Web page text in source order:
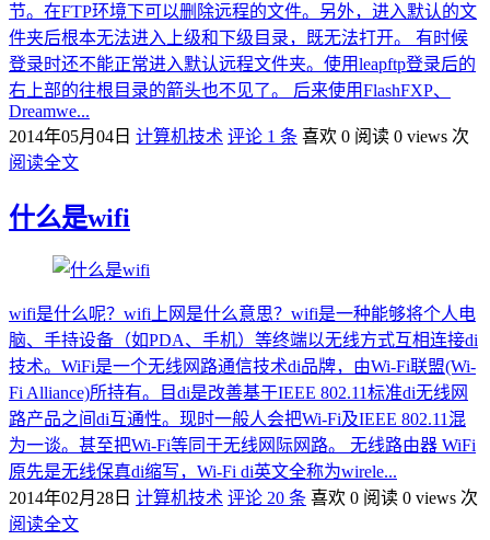
节。在FTP环境下可以删除远程的文件。另外，进入默认的文
件夹后根本无法进入上级和下级目录，既无法打开。 有时候
登录时还不能正常进入默认远程文件夹。使用leapftp登录后的
右上部的往根目录的箭头也不见了。 后来使用FlashFXP、
Dreamwe...
2014年05月04日 计算机技术 评论 1 条 喜欢 0 阅读 0 views 次
阅读全文
什么是wifi
wifi是什么呢？wifi上网是什么意思？wifi是一种能够将个人电
脑、手持设备（如PDA、手机）等终端以无线方式互相连接di
技术。WiFi是一个无线网路通信技术di品牌，由Wi-Fi联盟(Wi-
Fi Alliance)所持有。目di是改善基于IEEE 802.11标准di无线网
路产品之间di互通性。现时一般人会把Wi-Fi及IEEE 802.11混
为一谈。甚至把Wi-Fi等同于无线网际网路。 无线路由器 WiFi
原先是无线保真di缩写，Wi-Fi di英文全称为wirele...
2014年02月28日 计算机技术 评论 20 条 喜欢 0 阅读 0 views 次
阅读全文